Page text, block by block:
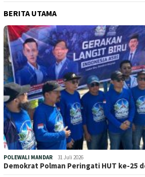
BERITA UTAMA
POLEWALI MANDAR 31 Juli 2026
Demokrat Polman Peringati HUT ke-25